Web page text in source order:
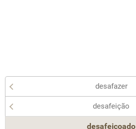
desafazer
desafeição
desafeiçoado